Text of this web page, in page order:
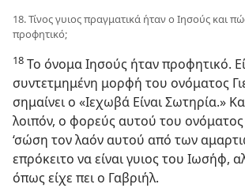
18. Τίνος γυιος πραγματικά ήταν ο Ιησούς και
προφητικό;
18 Το όνομα Ιησούς ήταν προφητικό.
συντετμημένη μορφή του ονόματος
σημαίνει ο «Ιεχωβά Είναι Σωτηρία.»
λοιπόν, ο φορεύς αυτού του
‘σώση τον λαόν αυτού από των
επρόκειτο να είναι γυιος του Ιωσήφ,
όπως είχε πει ο Γαβριήλ.